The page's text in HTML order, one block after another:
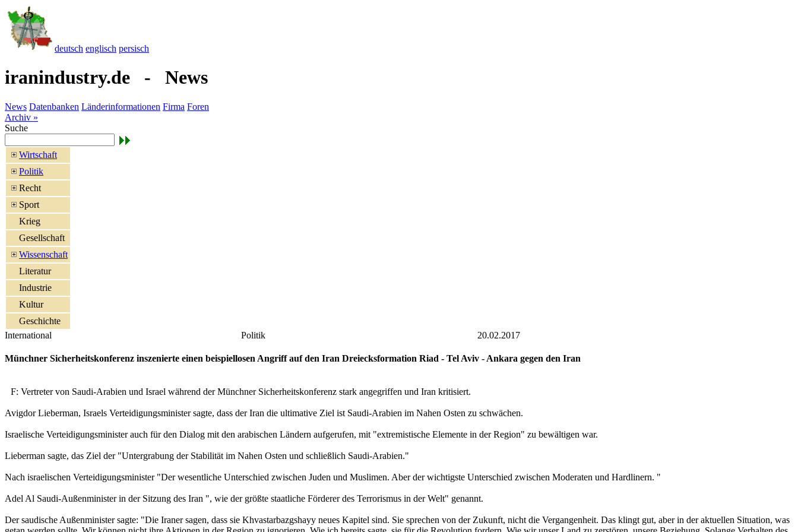
deutsch englisch persisch
iranindustry.de - News
News Datenbanken Länderinformationen Firma Foren
Archiv »
Suche
Wirtschaft
Politik
Recht
Sport
Krieg
Gesellschaft
Wissenschaft
Literatur
Industrie
Kultur
Geschichte
International
Politik 20.02.2017
Münchner Sicherheitskonferenz inszenierte einen beispiellosen Angriff auf den Iran Dreiecksformation Riad - Tel Aviv - Ankara gegen den Iran
F: Vertreter von Saudi-Arabien und Israel während der Münchner Sicherheitskonferenz stark angegriffen und Iran kritisiert.
Avigdor Lieberman, Israels Verteidigungsminister sagte, dass der Iran die ultimative Ziel ist Saudi-Arabien im Nahen Osten zu schwächen.
Israelische Verteidigungsminister auch für den Dialog mit den arabischen Ländern aufgerufen, mit "extremistische Elemente in der Region" zu bewältigen war.
Lieberman sagte, das Ziel der "Untergrabung der Stabilität im Nahen Osten und schließlich Saudi-Arabien."
Nach israelischen Verteidigungsminister "Der wesentliche Unterschied zwischen Juden und Muslimen. Aber der wichtigste Unterschied zwischen Moderaten und Hardlinern. "
Adel Al Saudi-Außenminister in der Sitzung des Iran ", wie der größte staatliche Förderer des Terrorismus in der Welt" genannt.
Der saudische Außenminister sagte: "Die Iraner sagen, dass sie Khvastarbazgshayy neues Kapitel sind. Sie sprechen von der Zukunft, nicht die Vergangenheit. Das klingt gut, aber in der aktuellen Situation, was